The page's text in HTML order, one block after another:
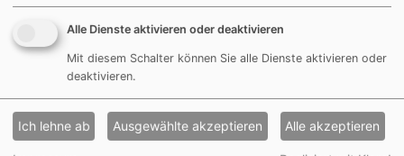
Torschützen: -
3. Spiel
Alle Dienste aktivieren oder deaktivieren
Mit diesem Schalter können Sie alle Dienste aktivieren oder
deaktivieren.
Ich lehne ab Ausgewählte akzeptieren Alle akzeptieren